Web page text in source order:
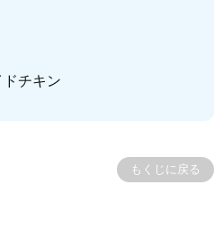
チキン
もくじに戻る